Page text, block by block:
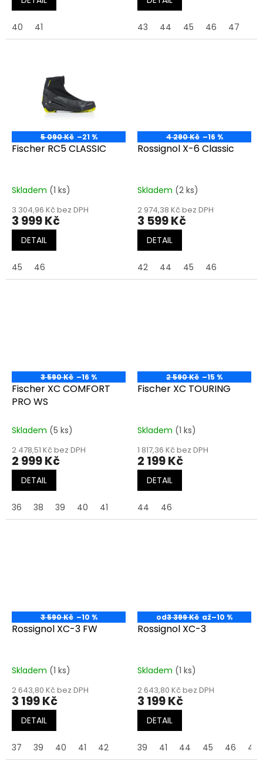
40 41 43 44 45 46 47
5 090 Kč –21 %
Fischer RC5 CLASSIC
Skladem (1 ks)
3 304,96 Kč bez DPH
3 999 Kč
DETAIL
45 46
4 290 Kč –16 %
Rossignol X-6 Classic
Skladem (2 ks)
2 974,38 Kč bez DPH
3 599 Kč
DETAIL
42 44 45 46
3 590 Kč –16 %
Fischer XC COMFORT
PRO WS
Skladem (5 ks)
2 478,51 Kč bez DPH
2 999 Kč
DETAIL
36 38 39 40 41
2 590 Kč –15 %
Fischer XC TOURING
Skladem (1 ks)
1 817,36 Kč bez DPH
2 199 Kč
DETAIL
44 46
3 590 Kč –10 %
Rossignol XC-3 FW
Skladem (1 ks)
2 643,80 Kč bez DPH
3 199 Kč
DETAIL
37 39 40 41 42
od3 399 Kč až–10 %
Rossignol XC-3
Skladem (1 ks)
2 643,80 Kč bez DPH
3 199 Kč
DETAIL
39 41 44 45 46 47